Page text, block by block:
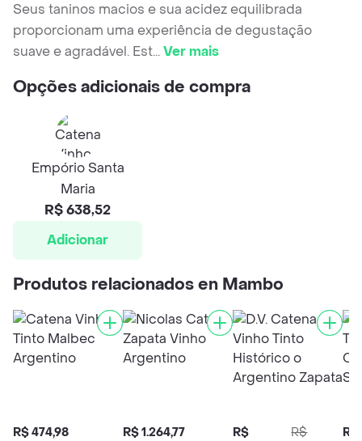
Seus taninos macios e sua acidez equilibrada
proporcionam uma experiência de degustação
suave e agradável. Est...Ver mais
Opções adicionais de compra
Empório Santa
Maria
R$ 638,52
Adicionar
Produtos relacionados en Mambo
R$ 474,98 R$ 1.264,77
R$
R$
R$